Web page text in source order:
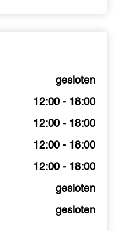
gesloten
12:00 - 18:00
12:00 - 18:00
12:00 - 18:00
12:00 - 18:00
gesloten
gesloten